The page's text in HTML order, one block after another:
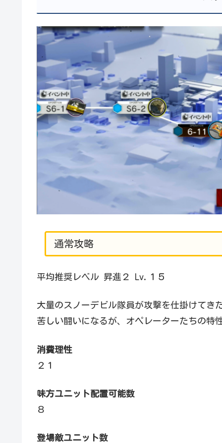
通常攻略
平均推奨レベル 昇進２ Lv.１５
大量のスノーデビル隊員が攻撃を仕掛けてき
苦しい闘いになるが、オペレーターたちの特
消費理性
２１
味方ユニット配置可能数
８
登場敵ユニット数